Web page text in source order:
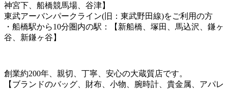
神宮下、船橋競馬場、谷津】
東武アーバンパークライン(旧：東武野田線)をご利用の方
・船橋駅から10分圏内の駅：【新船橋、塚田、馬込沢、鎌ヶ
谷、新鎌ヶ谷】
創業約200年、親切、丁寧、安心の大蔵質店です。
【ブランドのバッグ、財布、小物、腕時計、貴金属、アパレ